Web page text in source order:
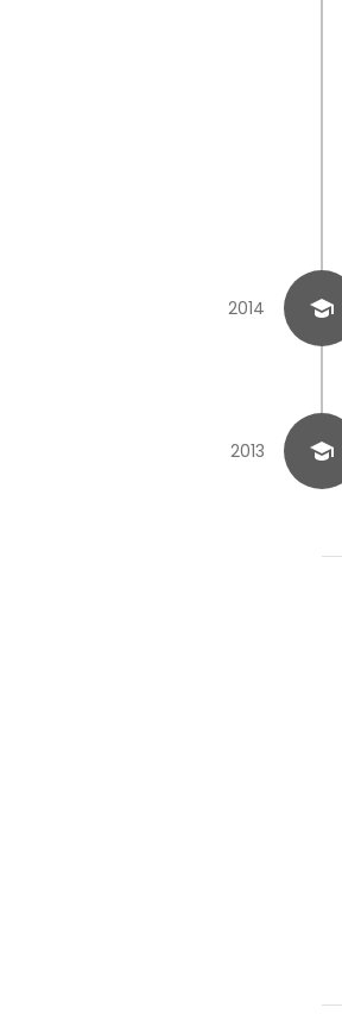
2014
2013